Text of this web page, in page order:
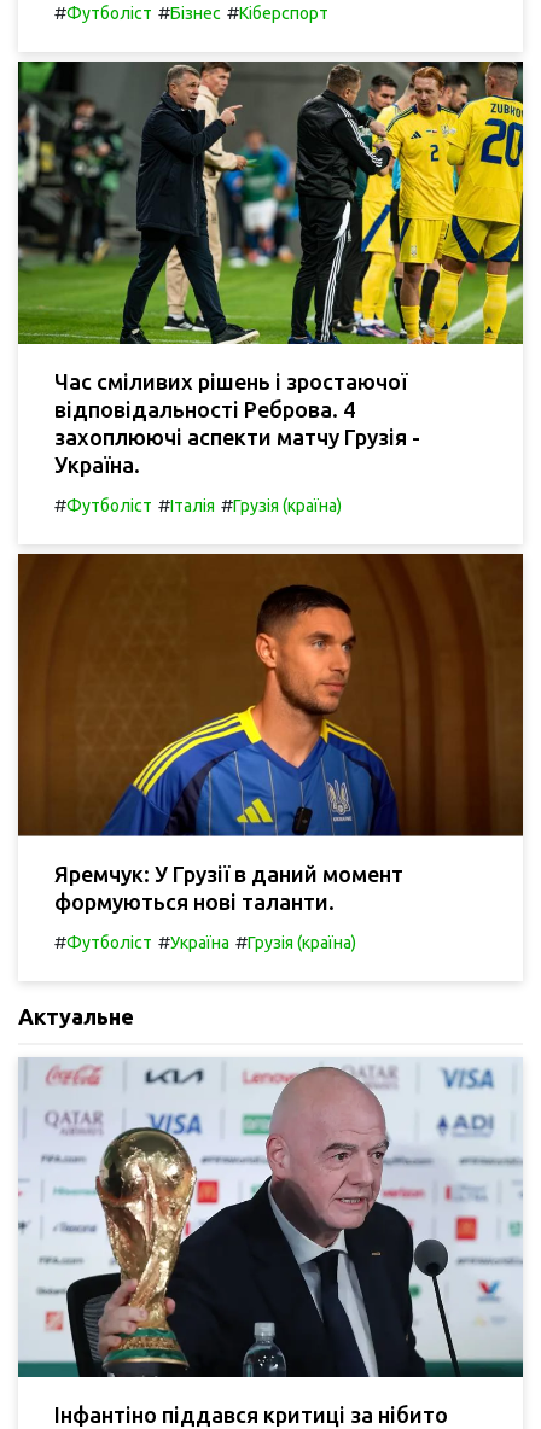
#Футболіст #Бізнес #Кіберспорт
Час сміливих рішень і зростаючої
відповідальності Реброва. 4
захоплюючі аспекти матчу Грузія -
Україна.
#Футболіст #Італія #Грузія (країна)
Яремчук: У Грузії в даний момент
формуються нові таланти.
#Футболіст #Україна #Грузія (країна)
Актуальне
Інфантіно піддався критиці за нібито